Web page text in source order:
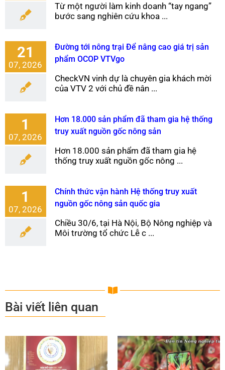
Từ một người làm kinh doanh “tay ngang”
bước sang nghiên cứu khoa ...
21
07, 2026
Đường tới nông trại Để nâng cao giá trị sản
phẩm OCOP VTVgo
CheckVN vinh dự là chuyên gia khách mời
của VTV 2 với chủ đề nân ...
1
07, 2026
Hơn 18.000 sản phẩm đã tham gia hệ thống
truy xuất nguồn gốc nông sản
Hơn 18.000 sản phẩm đã tham gia hệ
thống truy xuất nguồn gốc nông ...
1
07, 2026
Chính thức vận hành Hệ thống truy xuất
nguồn gốc nông sản quốc gia
Chiều 30/6, tại Hà Nội, Bộ Nông nghiệp và
Môi trường tổ chức Lễ c ...
Bài viết liên quan